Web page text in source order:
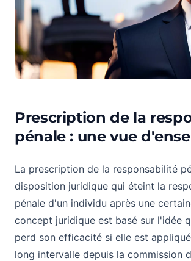
Prescription de la
pénale : une vue
La prescription de la responsabilité
disposition juridique qui éteint la
pénale d'un individu après une
concept juridique est basé sur l'idée
perd son efficacité si elle est
long intervalle depuis la commission